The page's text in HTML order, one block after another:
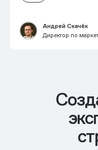
Андрей Скачёк
Директор по